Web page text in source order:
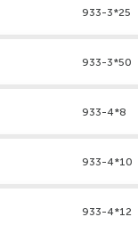
933-3*25
933-3*50
933-4*8
933-4*10
933-4*12